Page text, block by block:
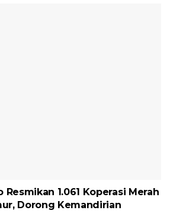
Resmikan 1.061 Koperasi Merah
Dorong Kemandirian